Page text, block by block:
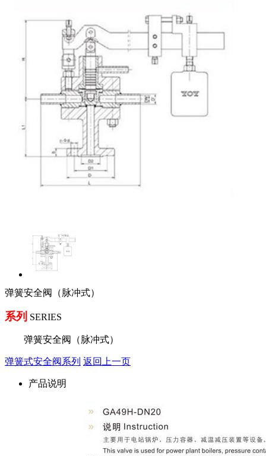
弹簧安全阀（脉冲式）
系列 SERIES
弹簧安全阀（脉冲式）
弹簧式安全阀系列 返回上一页
产品说明